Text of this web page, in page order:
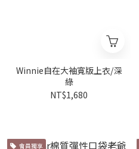
Winnie自在大袖寬版上衣/深
綠
NT$1,680
會員獨享